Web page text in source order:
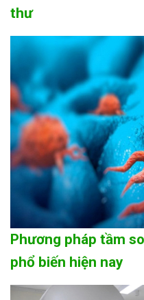
thư
Phương pháp tầm
phổ biến hiện nay